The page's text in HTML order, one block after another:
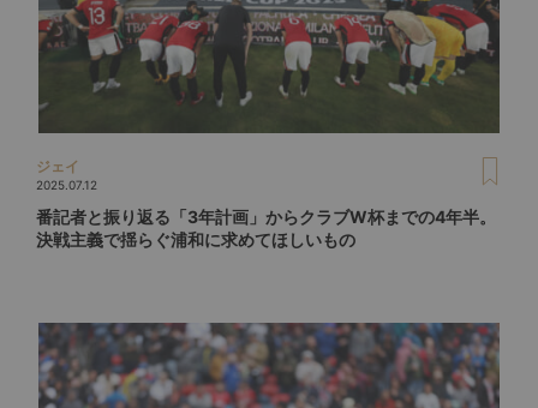
ジェイ
2025.07.12
番記者と振り返る「3年計画」からクラブW杯までの4年半。
決戦主義で揺らぐ浦和に求めてほしいもの